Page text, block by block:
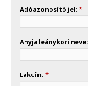
Adóazonosító jel: *
Anyja leánykori neve:
Lakcím: *